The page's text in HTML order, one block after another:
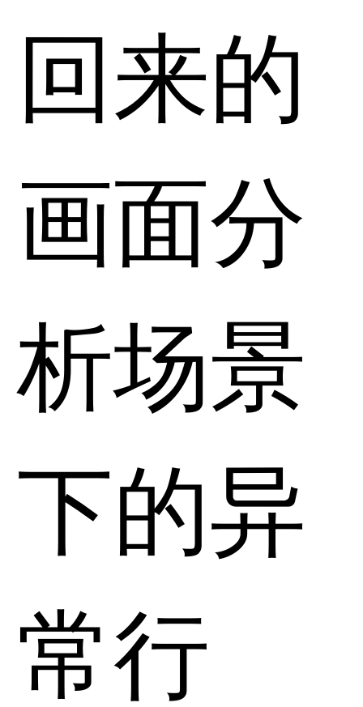
回来的
画面分
析场景
下的异
常行